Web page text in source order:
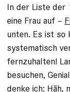
In der Liste der
eine Frau auf –
unten. Es ist so
systematisch
fernzuhalten!
besuchen,
denke ich: Häh,